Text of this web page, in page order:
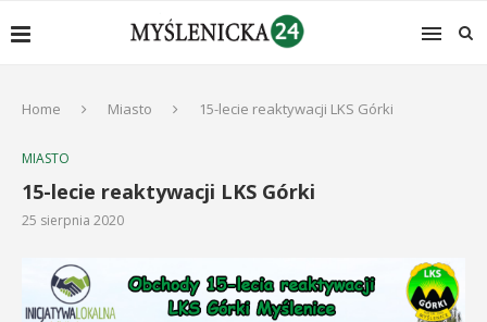
Home Miasto 15-lecie reaktywacji LKS Górki
MIASTO
15-lecie reaktywacji LKS Górki
25 sierpnia 2020